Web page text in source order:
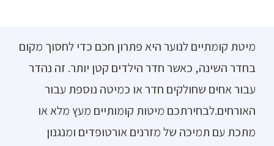
מיטת קומתיים לנוער היא פתרון חכם כדי לחסוך מקום
בחדר השינה, כאשר חדר הילדים קטן יותר. זה נהדר
עבור אחים שחולקים חדר או כמיטה נוספת עבור
האורחים.לבחירתכם מיטות קומותיים מעץ מלא או
מתכת עם תמיכה של מזרנים אורטופדים ומנגנון